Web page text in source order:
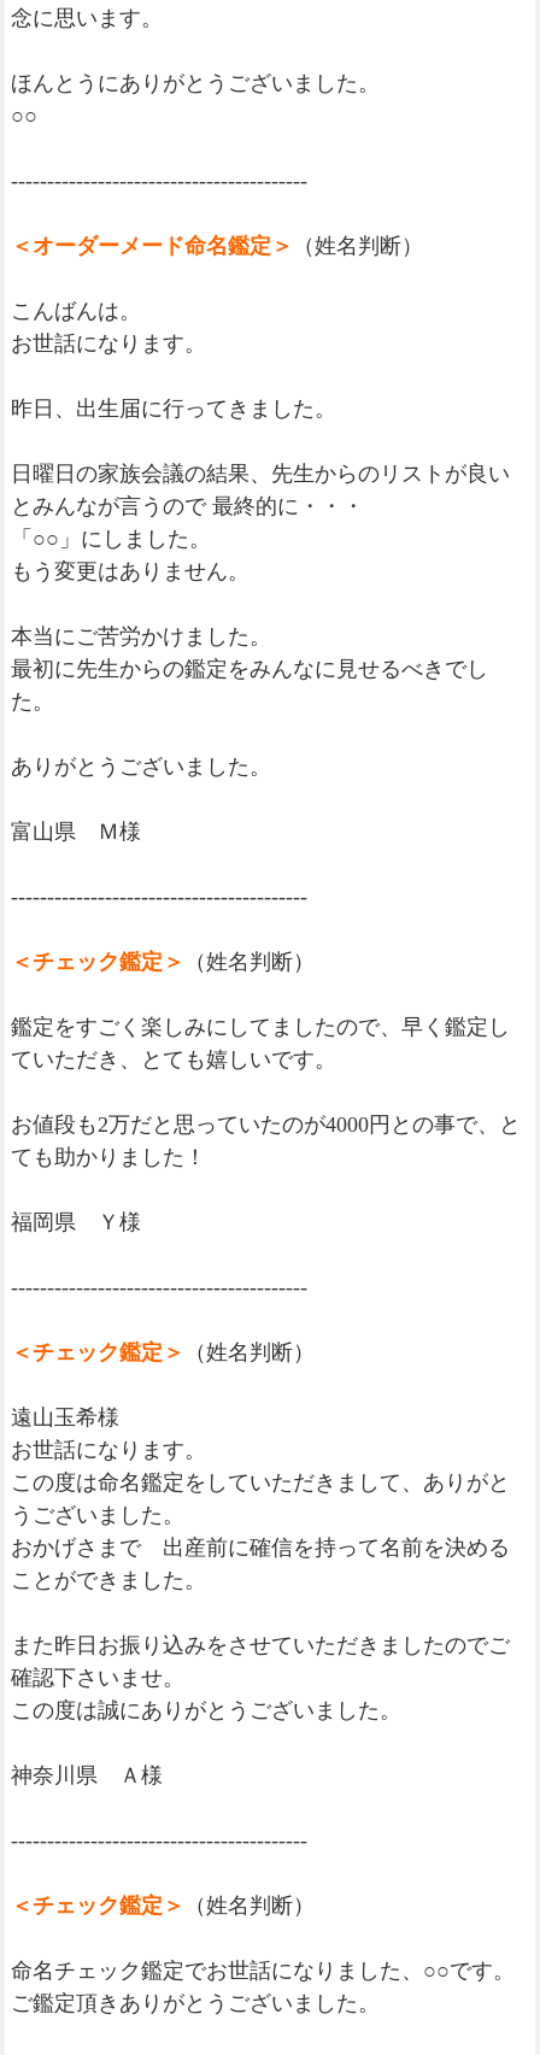
念に思います。
ほんとうにありがとうございました。
○○
-----------------------------------------
＜オーダーメード命名鑑定＞ （姓名判断）
こんばんは。
お世話になります。
昨日、出生届に行ってきました。
日曜日の家族会議の結果、先生からのリストが良い
とみんなが言うので 最終的に・・・
「○○」にしました。
もう変更はありません。
本当にご苦労かけました。
最初に先生からの鑑定をみんなに見せるべきでし
た。
ありがとうございました。
富山県 Ｍ様
-----------------------------------------
＜チェック鑑定＞ （姓名判断）
鑑定をすごく楽しみにしてましたので、早く鑑定し
ていただき、とても嬉しいです。
お値段も2万だと思っていたのが4000円との事で、と
ても助かりました！
福岡県 Ｙ様
-----------------------------------------
＜チェック鑑定＞ （姓名判断）
遠山玉希様
お世話になります。
この度は命名鑑定をしていただきまして、ありがと
うございました。
おかげさまで 出産前に確信を持って名前を決める
ことができました。
また昨日お振り込みをさせていただきましたのでご
確認下さいませ。
この度は誠にありがとうございました。
神奈川県 Ａ様
-----------------------------------------
＜チェック鑑定＞ （姓名判断）
命名チェック鑑定でお世話になりました、○○です。
ご鑑定頂きありがとうございました。